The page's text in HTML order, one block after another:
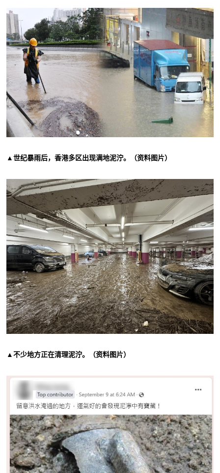
▲世纪暴雨后，香港多区出现满地泥泞。（资料图片）
▲不少地方正在清理泥泞。（资料图片）